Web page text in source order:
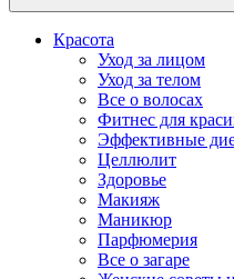
Красота
Уход за лицом
Уход за телом
Все о волосах
Фитнес для
Эффективные
Целлюлит
Здоровье
Макияж
Маникюр
Парфюмерия
Все о загаре